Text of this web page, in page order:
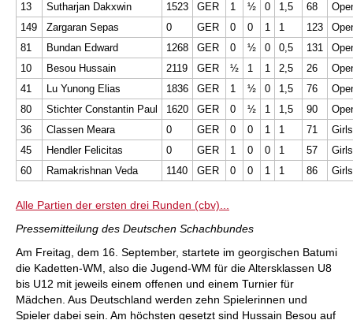
13
Sutharjan Dakxwin 1523 GER 1 ½ 0 1,5 68
149
Zargaran Sepas 0 GER 0 0 1 1 123
81
Bundan Edward 1268 GER 0 ½ 0 0,5 131
10
Besou Hussain 2119 GER ½ 1 1 2,5 26
41
Lu Yunong Elias 1836 GER 1 ½ 0 1,5 76
80
Stichter Constantin Paul 1620 GER 0 ½ 1 1,5 90
36
Classen Meara 0 GER 0 0 1 1 71
45
Hendler Felicitas 0 GER 1 0 0 1 57
60
Ramakrishnan Veda 1140 GER 0 0 1 1 86
Alle Partien der ersten drei Runden (cbv)...
Pressemitteilung des Deutschen Schachbundes
Am Freitag, dem 16. September, startete im georgischen Batumi
die Kadetten-WM, also die Jugend-WM für die Altersklassen U8
bis U12 mit jeweils einem offenen und einem Turnier für
Mädchen. Aus Deutschland werden zehn Spielerinnen und
Spieler dabei sein. Am höchsten gesetzt sind Hussain Besou auf